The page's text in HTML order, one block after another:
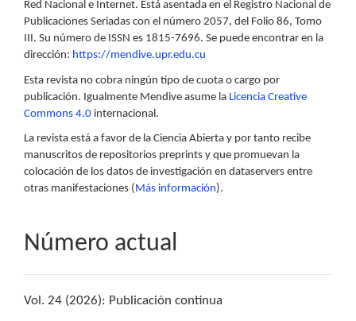
Red Nacional e Internet. Está asentada en el Registro Nacional de
Publicaciones Seriadas con el número 2057, del Folio 86, Tomo
III. Su número de ISSN es 1815-7696. Se puede encontrar en la
dirección: https://mendive.upr.edu.cu
Esta revista no cobra ningún tipo de cuota o cargo por
publicación. Igualmente Mendive asume la Licencia Creative
Commons 4.0 internacional.
La revista está a favor de la Ciencia Abierta y por tanto recibe
manuscritos de repositorios preprints y que promuevan la
colocación de los datos de investigación en dataservers entre
otras manifestaciones (Más información).
Número actual
Vol. 24 (2026): Publicación continua